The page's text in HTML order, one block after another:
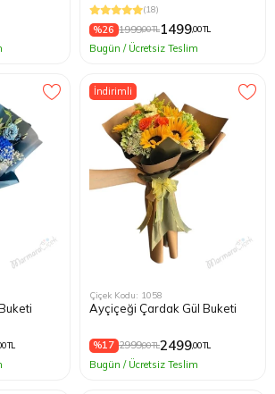
(18)
%26 1999,00 TL1499,00 TL
Bugün / Ücretsiz Teslim
TL
İndirimli
Çiçek Kodu: 1058
Ayçiçeği Çardak Gül Buketi
%17 2999,00 TL2499,00 TL
Bugün / Ücretsiz Teslim